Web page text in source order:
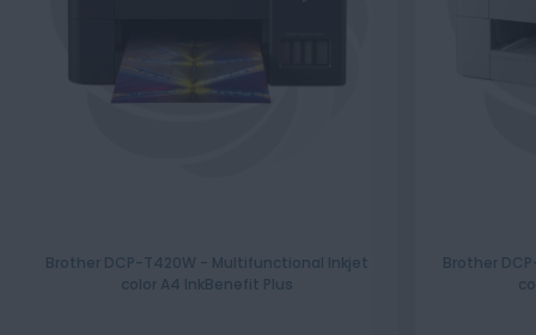
Brother DCP-T420W - Multifunctional Inkjet
color A4 InkBenefit Plus
Brother